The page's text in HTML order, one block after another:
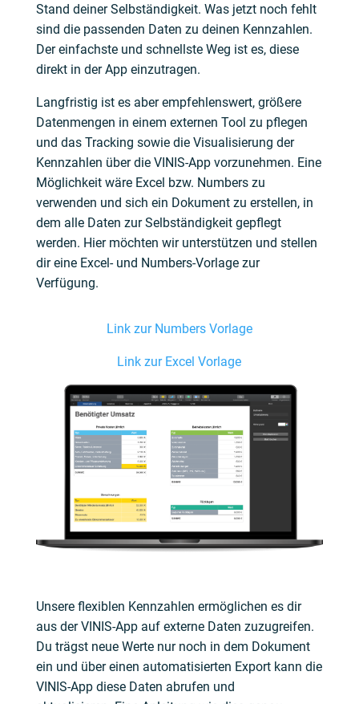
Stand deiner Selbständigkeit. Was jetzt noch fehlt
sind die passenden Daten zu deinen Kennzahlen.
Der einfachste und schnellste Weg ist es, diese
direkt in der App einzutragen.
Langfristig ist es aber empfehlenswert, größere
Datenmengen in einem externen Tool zu pflegen
und das Tracking sowie die Visualisierung der
Kennzahlen über die VINIS-App vorzunehmen. Eine
Möglichkeit wäre Excel bzw. Numbers zu
verwenden und sich ein Dokument zu erstellen, in
dem alle Daten zur Selbständigkeit gepflegt
werden. Hier möchten wir unterstützen und stellen
dir eine Excel- und Numbers-Vorlage zur
Verfügung.
Link zur Numbers Vorlage
Link zur Excel Vorlage
Unsere flexiblen Kennzahlen ermöglichen es dir
aus der VINIS-App auf externe Daten zuzugreifen.
Du trägst neue Werte nur noch in dem Dokument
ein und über einen automatisierten Export kann die
VINIS-App diese Daten abrufen und